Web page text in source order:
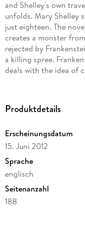
and Shelley's own
unfolds. Mary Shelley
just eighteen. The
creates a monster
rejected by
a killing spree.
deals with the idea of
Produktdetails
Erscheinungsdatum
15. Juni 2012
Sprache
englisch
Seitenanzahl
188